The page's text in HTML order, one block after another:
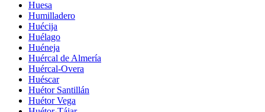
Huesa
Humilladero
Huécija
Huélago
Huéneja
Huércal de Almería
Huércal-Overa
Huéscar
Huétor Santillán
Huétor Vega